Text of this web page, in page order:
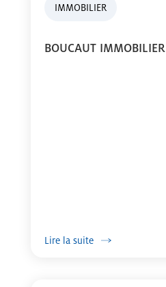
IMMOBILIER
BOUCAUT IMMOBILIER
Lire la suite